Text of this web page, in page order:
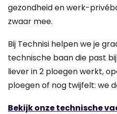
gezondheid en werk-
zwaar mee.
Bij Technisi helpen we je
technische baan die past
liever in 2 ploegen werkt,
ploegen of nog twijfelt: we
Bekijk onze technische